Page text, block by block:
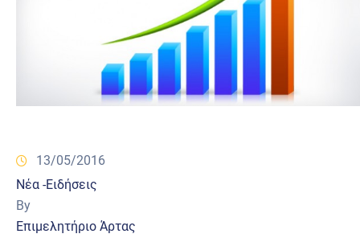
13/05/2016
Νέα -Ειδήσεις
By
Επιμελητήριο Άρτας